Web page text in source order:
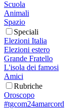
Scuola
Animali
Spazio
Speciali
Elezioni Italia
Elezioni estero
Grande Fratello
L'isola dei famosi
Amici
Rubriche
Oroscopo
#tgcom24amarcord